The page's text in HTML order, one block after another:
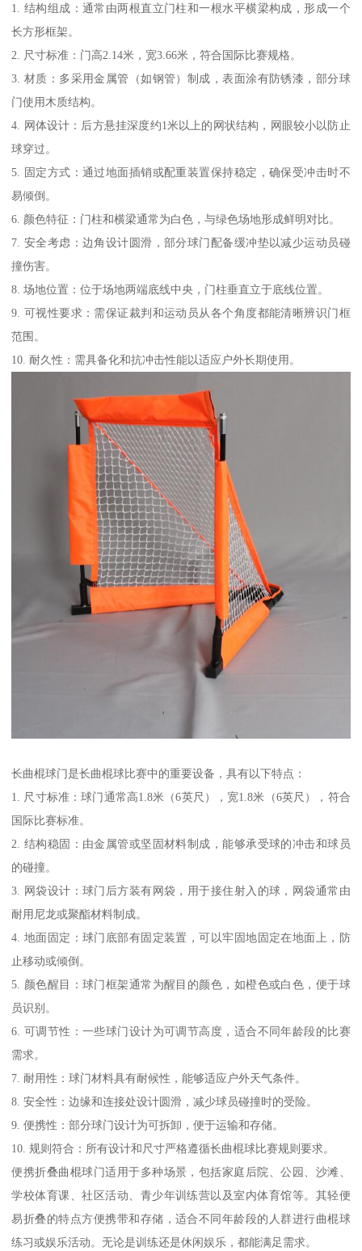
1. 结构组成：通常由两根直立门柱和一根水平横梁构成，形成一个
长方形框架。
2. 尺寸标准：门高2.14米，宽3.66米，符合国际比赛规格。
3. 材质：多采用金属管（如钢管）制成，表面涂有防锈漆，部分球
门使用木质结构。
4. 网体设计：后方悬挂深度约1米以上的网状结构，网眼较小以防止
球穿过。
5. 固定方式：通过地面插销或配重装置保持稳定，确保受冲击时不
易倾倒。
6. 颜色特征：门柱和横梁通常为白色，与绿色场地形成鲜明对比。
7. 安全考虑：边角设计圆滑，部分球门配备缓冲垫以减少运动员碰
撞伤害。
8. 场地位置：位于场地两端底线中央，门柱垂直立于底线位置。
9. 可视性要求：需保证裁判和运动员从各个角度都能清晰辨识门框
范围。
10. 耐久性：需具备化和抗冲击性能以适应户外长期使用。
长曲棍球门是长曲棍球比赛中的重要设备，具有以下特点：
1. 尺寸标准：球门通常高1.8米（6英尺），宽1.8米（6英尺），符合
国际比赛标准。
2. 结构稳固：由金属管或坚固材料制成，能够承受球的冲击和球员
的碰撞。
3. 网袋设计：球门后方装有网袋，用于接住射入的球，网袋通常由
耐用尼龙或聚酯材料制成。
4. 地面固定：球门底部有固定装置，可以牢固地固定在地面上，防
止移动或倾倒。
5. 颜色醒目：球门框架通常为醒目的颜色，如橙色或白色，便于球
员识别。
6. 可调节性：一些球门设计为可调节高度，适合不同年龄段的比赛
需求。
7. 耐用性：球门材料具有耐候性，能够适应户外天气条件。
8. 安全性：边缘和连接处设计圆滑，减少球员碰撞时的受险。
9. 便携性：部分球门设计为可拆卸，便于运输和存储。
10. 规则符合：所有设计和尺寸严格遵循长曲棍球比赛规则要求。
便携折叠曲棍球门适用于多种场景，包括家庭后院、公园、沙滩、
学校体育课、社区活动、青少年训练营以及室内体育馆等。其轻便
易折叠的特点方便携带和存储，适合不同年龄段的人群进行曲棍球
练习或娱乐活动。无论是训练还是休闲娱乐，都能满足需求。